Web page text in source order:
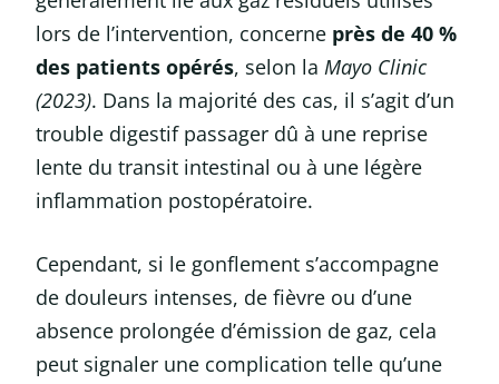
lors de l’intervention, concerne près de 40 %
des patients opérés, selon la Mayo Clinic
(2023). Dans la majorité des cas, il s’agit d’un
trouble digestif passager dû à une reprise
lente du transit intestinal ou à une légère
inflammation postopératoire.
Cependant, si le gonflement s’accompagne
de douleurs intenses, de fièvre ou d’une
absence prolongée d’émission de gaz, cela
peut signaler une complication telle qu’une